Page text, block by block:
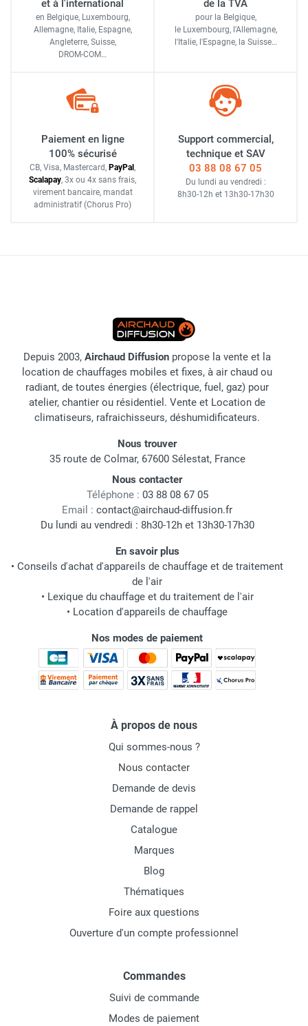
et à l'international
en Belgique, Luxembourg,
Allemagne, Italie, Espagne,
Angleterre, Suisse,
DROM-COM…
de la TVA
pour la Belgique,
le Luxembourg, l'Allemagne,
l'Italie, l'Espagne, la Suisse…
Paiement en ligne
100% sécurisé
CB, Visa, Mastercard, PayPal ,
Scalapay, 3x ou 4x sans frais,
virement bancaire, mandat
administratif (Chorus Pro)
Support commercial,
technique et SAV
03 88 08 67 05
Du lundi au vendredi :
8h30-12h et 13h30-17h30
Depuis 2003, Airchaud Diffusion propose la vente et la
location de chauffages mobiles et fixes, à air chaud ou
radiant, de toutes énergies (électrique, fuel, gaz) pour
atelier, chantier ou résidentiel. Vente et Location de
climatiseurs, rafraichisseurs, déshumidificateurs.
Nous trouver
35 route de Colmar, 67600 Sélestat, France
Nous contacter
Téléphone : 03 88 08 67 05
Email : contact@airchaud-diffusion.fr
Du lundi au vendredi : 8h30-12h et 13h30-17h30
En savoir plus
• Conseils d'achat d'appareils de chauffage et de traitement
de l'air
• Lexique du chauffage et du traitement de l'air
• Location d'appareils de chauffage
Nos modes de paiement
À propos de nous
Qui sommes-nous ?
Nous contacter
Demande de devis
Demande de rappel
Catalogue
Marques
Blog
Thématiques
Foire aux questions
Ouverture d'un compte professionnel
Commandes
Suivi de commande
Modes de paiement